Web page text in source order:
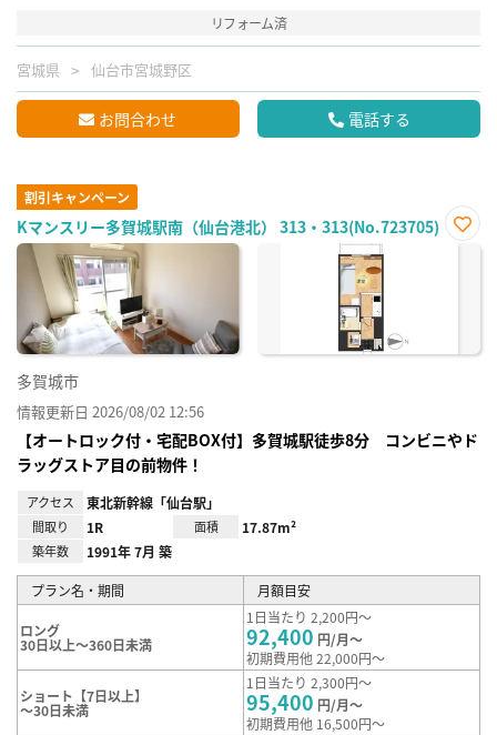
リフォーム済
宮城県 仙台市宮城野区
お問合わせ 電話する
割引キャンペーン
Kマンスリー多賀城駅南（仙台港北） 313・313(No.723705)
お気
多賀城市
情報更新日 2026/08/02 12:56
【オートロック付・宅配BOX付】多賀城駅徒歩8分 コンビニやド
ラッグストア目の前物件！
アクセス 東北新幹線「仙台駅」
間取り 1R 面積 17.87m²
築年数 1991年 7月 築
プラン名・期間 月額目安
ロング
30日以上～360日未満
1日当たり 2,200円～
92,400 円/月～
初期費用他 22,000円～
ショート【7日以上】
～30日未満
1日当たり 2,300円～
95,400 円/月～
初期費用他 16,500円～